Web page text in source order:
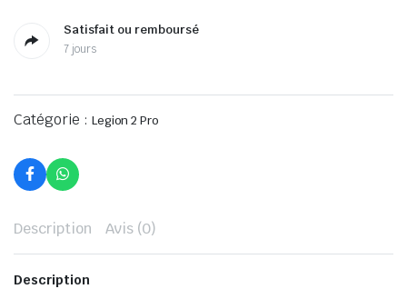
Satisfait ou remboursé
7 jours
Catégorie : Legion 2 Pro
Description Avis (0)
Description